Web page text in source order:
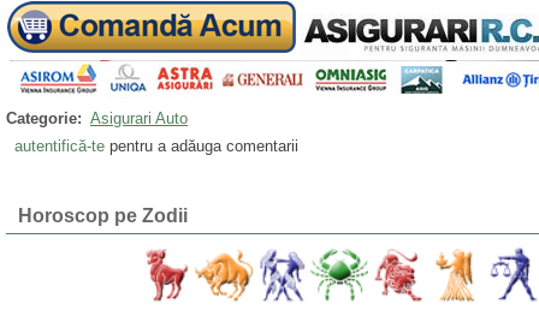
Categorie: Asigurari Auto
autentifică-tepentru a adăuga comentarii
Horoscop pe Zodii